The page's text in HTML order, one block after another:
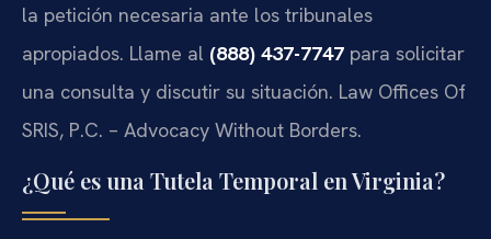
la petición necesaria ante los tribunales
apropiados. Llame al (888) 437-7747 para solicitar
una consulta y discutir su situación. Law Offices Of
SRIS, P.C. – Advocacy Without Borders.
¿Qué es una Tutela Temporal en Virginia?